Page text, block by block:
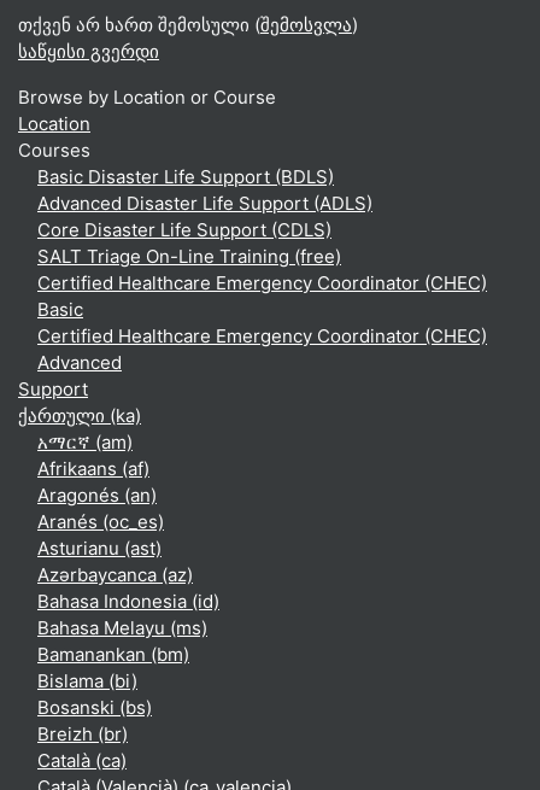
თქვენ არ ხართ შემოსული (შემოსვლა)
საწყისი გვერდი
Browse by Location or Course
Location
Courses
Basic Disaster Life Support (BDLS)
Advanced Disaster Life Support (ADLS)
Core Disaster Life Support (CDLS)
SALT Triage On-Line Training (free)
Certified Healthcare Emergency Coordinator (CHEC)
Basic
Certified Healthcare Emergency Coordinator (CHEC)
Advanced
Support
ქართული ‎(ka)‎
አማርኛ ‎(am)‎
Afrikaans ‎(af)‎
Aragonés ‎(an)‎
Aranés ‎(oc_es)‎
Asturianu ‎(ast)‎
Azərbaycanca ‎(az)‎
Bahasa Indonesia ‎(id)‎
Bahasa Melayu ‎(ms)‎
Bamanankan ‎(bm)‎
Bislama ‎(bi)‎
Bosanski ‎(bs)‎
Breizh ‎(br)‎
Català ‎(ca)‎